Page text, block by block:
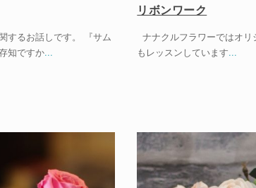
するお話しです。 『サム
知ですか...
リボンワーク
ナナクルフラワーではオ
もレッスンしています...